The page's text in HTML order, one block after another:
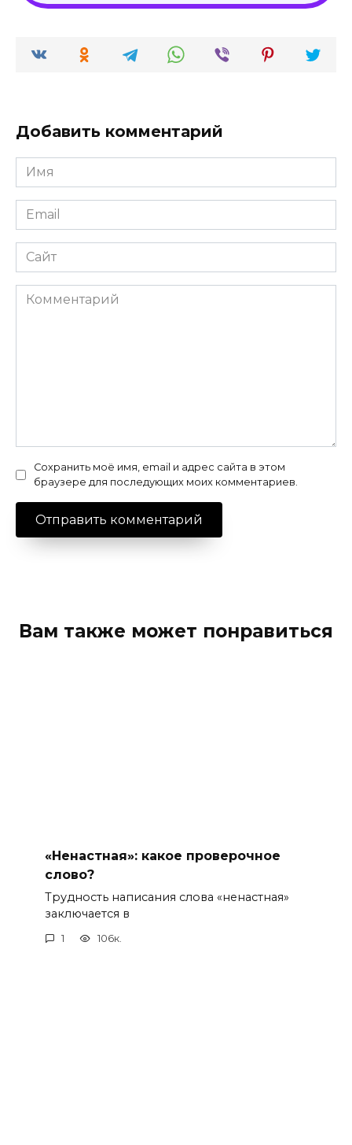
Добавить комментарий
Имя
*
Email
*
Сайт
Комментарий
Сохранить моё имя, email и адрес сайта в этом
браузере для последующих моих комментариев.
Вам также может понравиться
«Ненастная»: какое проверочное
слово?
Трудность написания слова «ненастная»
заключается в
1 106к.